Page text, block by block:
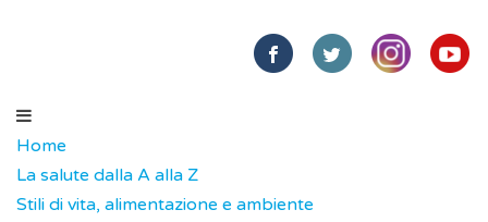
Home
La salute dalla A alla Z
Stili di vita, alimentazione e ambiente